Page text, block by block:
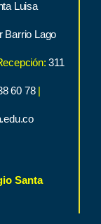
Luisa
Barrio Lago
311
60 78
Santa